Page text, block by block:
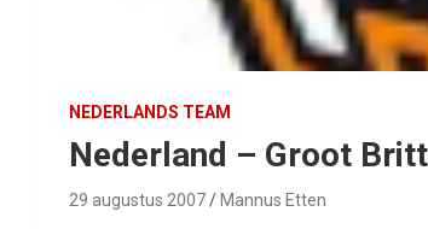
NEDERLANDS TEAM
Nederland – Groot
29 augustus 2007 Mannus Etten